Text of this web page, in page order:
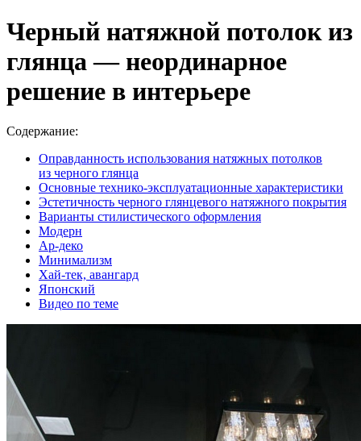
Черный натяжной потолок из
глянца — неординарное
решение в интерьере
Содержание:
Оправданность использования натяжных потолков
из черного глянца
Основные технико-эксплуатационные характеристики
Эстетичность черного глянцевого натяжного покрытия
Варианты стилистического оформления
Модерн
Ар-деко
Минимализм
Хай-тек, авангард
Японский
Видео по теме